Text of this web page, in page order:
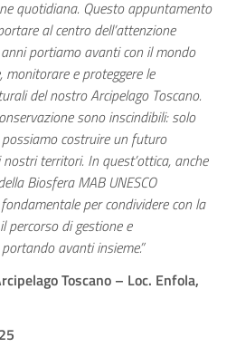
quotidiana. Questo appuntamento
al centro dell’attenzione
portiamo avanti con il mondo
monitorare e proteggere le
del nostro Arcipelago Toscano.
sono inscindibili: solo
costruire un futuro
territori. In quest’ottica, anche
Biosfera MAB UNESCO
per condividere con la
percorso di gestione e
avanti insieme.”
Toscano – Loc. Enfola,